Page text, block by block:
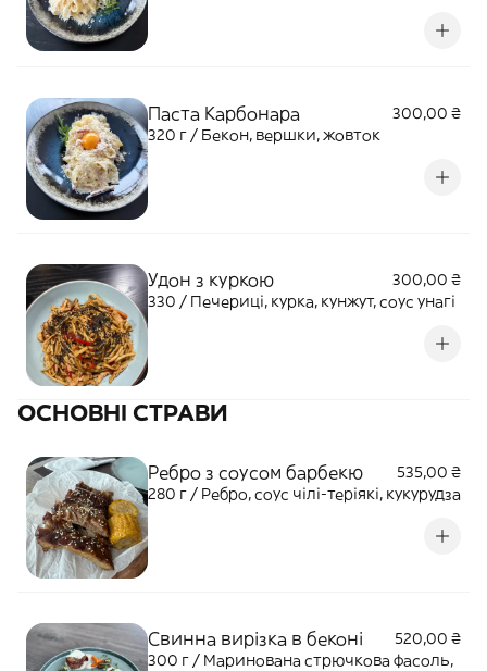
Паста Карбонара
300,00 ₴
320 г / Бекон, вершки, жовток
Удон з куркою
300,00 ₴
330 / Печериці, курка, кунжут, соус унагі
ОСНОВНІ СТРАВИ
Ребро з соусом барбекю
535,00 ₴
280 г / Ребро, соус чілі-теріякі, кукурудза
Свинна вирізка в беконі
520,00 ₴
300 г / Маринована стрючкова фасоль,